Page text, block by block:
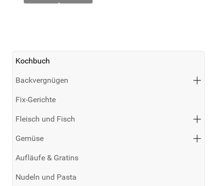
Kochbuch
Backvergnügen
Fix-Gerichte
Fleisch und Fisch
Gemüse
Aufläufe & Gratins
Nudeln und Pasta